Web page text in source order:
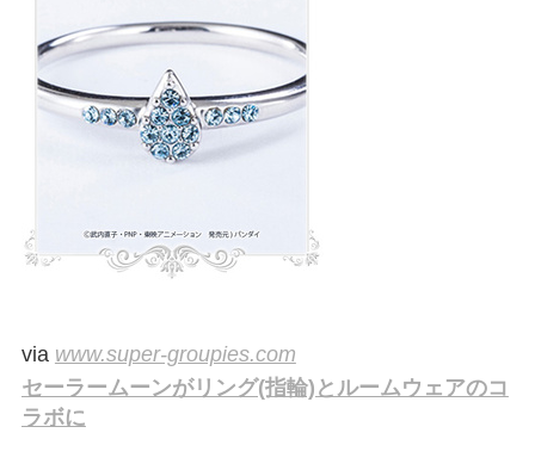
via www.super-groupies.com
セーラームーンがリング(指輪)とルームウェアのコ
ラボに